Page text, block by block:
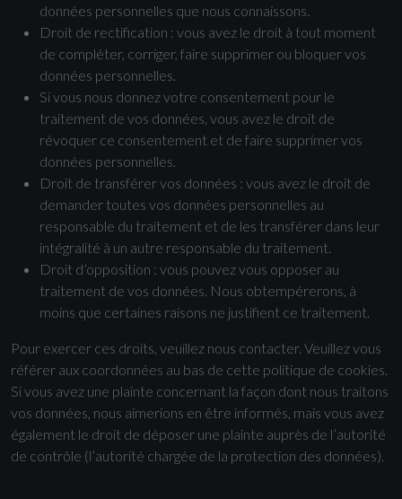
données personnelles que nous connaissons.
Droit de rectification : vous avez le droit à tout moment
de compléter, corriger, faire supprimer ou bloquer vos
données personnelles.
Si vous nous donnez votre consentement pour le
traitement de vos données, vous avez le droit de
révoquer ce consentement et de faire supprimer vos
données personnelles.
Droit de transférer vos données : vous avez le droit de
demander toutes vos données personnelles au
responsable du traitement et de les transférer dans leur
intégralité à un autre responsable du traitement.
Droit d’opposition : vous pouvez vous opposer au
traitement de vos données. Nous obtempérerons, à
moins que certaines raisons ne justifient ce traitement.
Pour exercer ces droits, veuillez nous contacter. Veuillez vous
référer aux coordonnées au bas de cette politique de cookies.
Si vous avez une plainte concernant la façon dont nous traitons
vos données, nous aimerions en être informés, mais vous avez
également le droit de déposer une plainte auprès de l’autorité
de contrôle (l’autorité chargée de la protection des données).